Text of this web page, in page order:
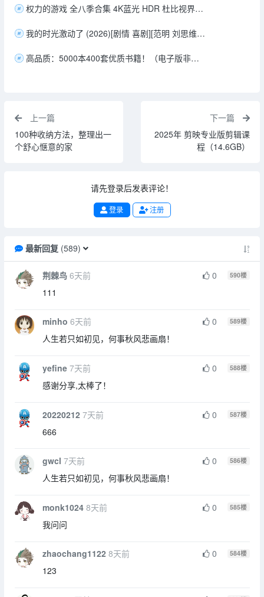
权力的游戏 全八季合集 4K蓝光 HDR 杜比视界双层 英语粤语双语音轨 内封简英双语SUP特效字幕 166.8G
我的时光激动了 (2026)[剧情 喜剧][范明 刘思维 朱美吉][12集全][1080P/单集245MB/国语中字]
高品质：5000本400套优质书籍！（电子版非扫描。多格式！总138G)
上一篇
100种收纳方法，整理出一
个舒心惬意的家
下一篇
2025年 剪映专业版剪辑课
程（14.6GB）
请先登录后发表评论！
登录 注册
最新回复(589)
荆棘鸟 6天前 0 590楼
111
minho 6天前 0 589楼
人生若只如初见，何事秋风悲画扇！
yefine 7天前 0 588楼
感谢分享,太棒了！
20220212 7天前 0 587楼
666
gwcl 7天前 0 586楼
人生若只如初见，何事秋风悲画扇！
monk1024 8天前 0 585楼
我问问
zhaochang1122 8天前 0 584楼
123